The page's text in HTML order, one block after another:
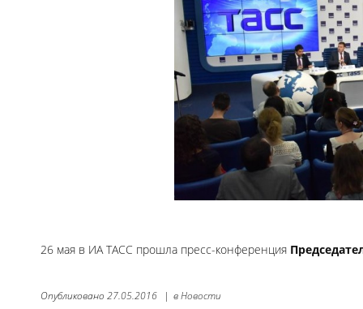
26 мая в ИА ТАСС прошла пресс-конференция
Опубликовано 27.05.2016 | вНовости